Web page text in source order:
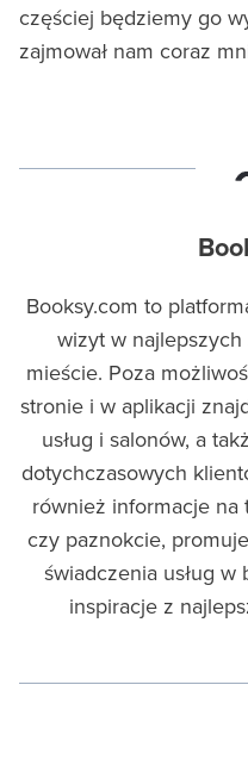
częściej będziemy go
zajmował nam coraz
Booksy.com to
wizyt w
mieście. Poza
stronie i w aplikacji
usług i salonów, a
dotychczasowych
również informacje na
czy paznokcie,
świadczenia usług
inspiracje z